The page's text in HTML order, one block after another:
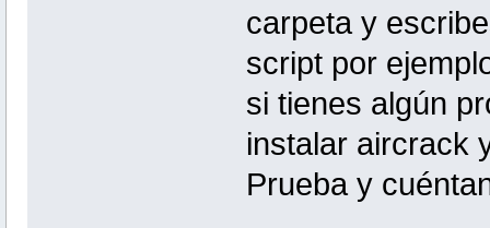
carpeta y
script por
si tienes algún
instalar aircrack
Prueba y